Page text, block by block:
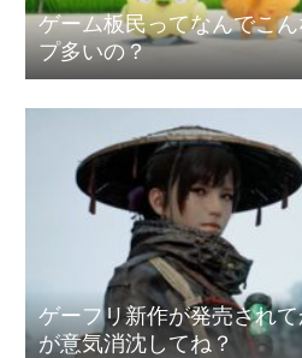
ゲーム板民ってなんでこ
プ多いの？
ゲーフリ新作が発売され
が意気消沈してね？